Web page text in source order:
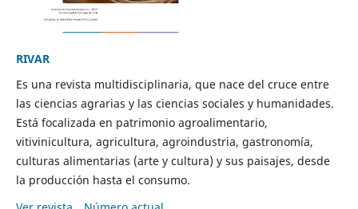
RIVAR
Es una revista multidisciplinaria, que nace del cruce entre
las ciencias agrarias y las ciencias sociales y humanidades.
Está focalizada en patrimonio agroalimentario,
vitivinicultura, agricultura, agroindustria, gastronomía,
culturas alimentarias (arte y cultura) y sus paisajes, desde
la producción hasta el consumo.